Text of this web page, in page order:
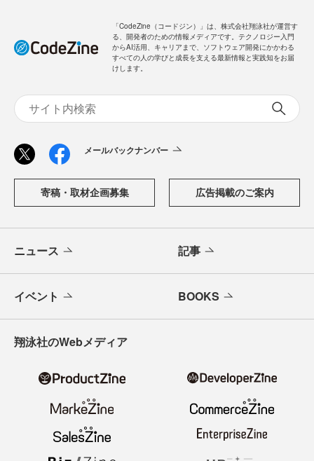
「CodeZine（コードジン）」は、株式会社翔泳社が運営す
る、開発者のための情報メディアです。テクノロジー入門
からAI活用、キャリアまで、ソフトウェア開発にかかわる
すべての人の学びと成長を支える最新情報と実践知をお届
けします。
メールバックナンバー
寄稿・取材企画募集 広告掲載のご案内
ニュース 記事
イベント BOOKS
翔泳社のWebメディア